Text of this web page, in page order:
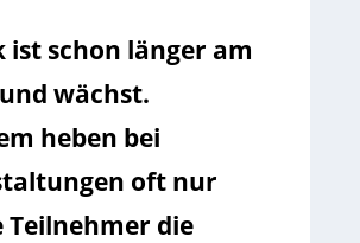
ist schon länger am
wächst.
heben bei
oft nur
Teilnehmer die